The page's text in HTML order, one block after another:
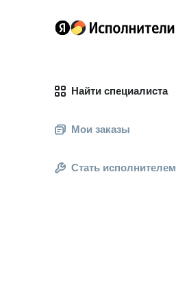
Найти специалиста
Мои заказы
Стать исполнителем